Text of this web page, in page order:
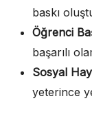
baskı
Öğrenci
başarılı
Sosyal
yeterince